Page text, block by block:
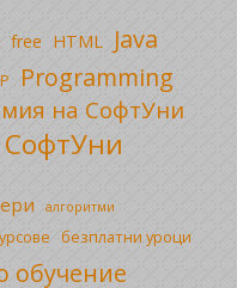
free HTML Java
Programming
на СофтУни
СофтУни
алгоритми
безплатни уроци
обучение